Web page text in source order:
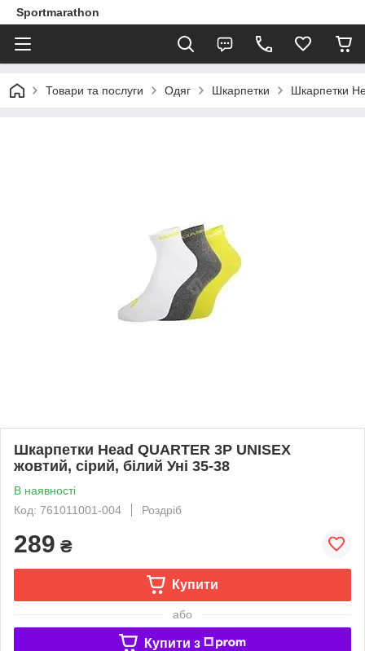
Sportmarathon
Товари та послуги Одяг Шкарпетки Шкарпетки
Шкарпетки Head QUARTER 3P UNISEX
жовтий, сірий, білий Уні 35-38
В наявності
Код: 761011001-004
Роздріб
289 ₴
Купити
або
Купити з